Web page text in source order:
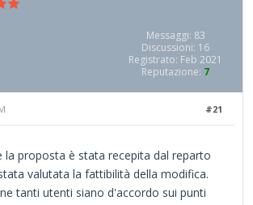
Messaggi: 83
Discussioni: 16
Registrato: Feb 2021
Reputazione: 7
#21
la proposta è stata recepita dal reparto
valutata la fattibilità della modifica.
tanti utenti siano d'accordo sui punti